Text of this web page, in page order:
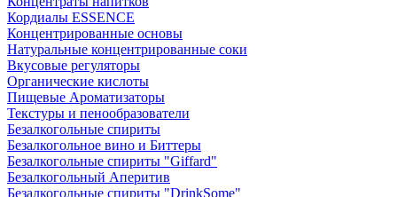
Кордиалы ESSENCE
Концентрированные основы
Натуральные концентрированные соки
Вкусовые регуляторы
Органические кислоты
Пищевые Ароматизаторы
Текстуры и пенообразователи
Безалкогольные спириты
Безалкогольное вино и Биттеры
Безалкогольные спириты "Giffard"
Безалкогольный Аперитив
Безалкогольные спириты "DrinkSome"